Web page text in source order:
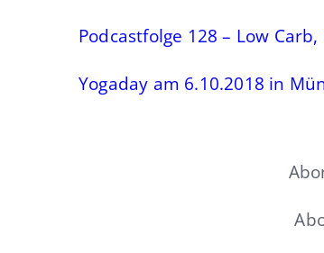
Podcastfolge 128 – Low
Yogaday am 6.10.2018 in